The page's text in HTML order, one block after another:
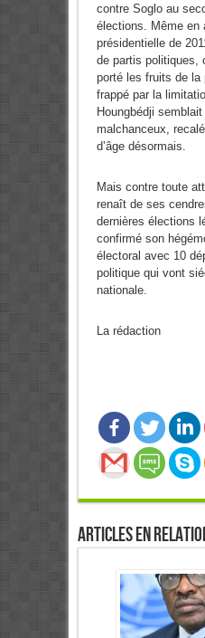
contre Soglo au
élections. Même en
présidentielle de
de partis politiques,
porté les fruits de la
frappé par la
Houngbédji
malchanceux,
d’âge désormais.
Mais contre toute
renaît de ses
dernières élections
confirmé son
électoral avec 10
politique qui vont
nationale.
La rédaction
Articles en